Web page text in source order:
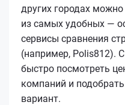
других городах
из самых удобных —
сервисы сравнения
(например,
быстро посмотреть
компаний и
вариант.